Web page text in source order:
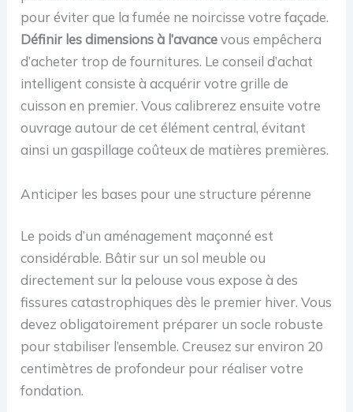
pour éviter que la fumée ne noircisse votre façade.
Définir les dimensions à l’avancevous empêchera
d’acheter trop de fournitures. Le conseil d’achat
intelligent consiste à acquérir votre grille de
cuisson en premier. Vous calibrerez ensuite votre
ouvrage autour de cet élément central, évitant
ainsi un gaspillage coûteux de matières premières.
Anticiper les bases pour une structure pérenne
Le poids d’un aménagement maçonné est
considérable. Bâtir sur un sol meuble ou
directement sur la pelouse vous expose à des
fissures catastrophiques dès le premier hiver. Vous
devez obligatoirement préparer un socle robuste
pour stabiliser l’ensemble. Creusez sur environ 20
centimètres de profondeur pour réaliser votre
fondation.